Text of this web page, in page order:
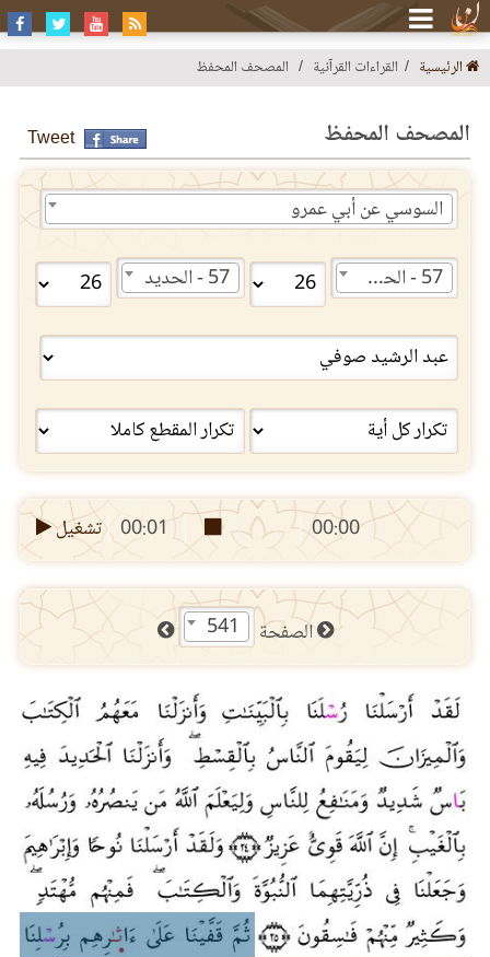
الرئيسية القراءات القرآنية المصحف المحفظ
المصحف المحفظ Tweet
السوسي عن أبي عمرو
57 - الحديد 57 - الحديد
00:00
00:01 تشغيل
الصفحة 541